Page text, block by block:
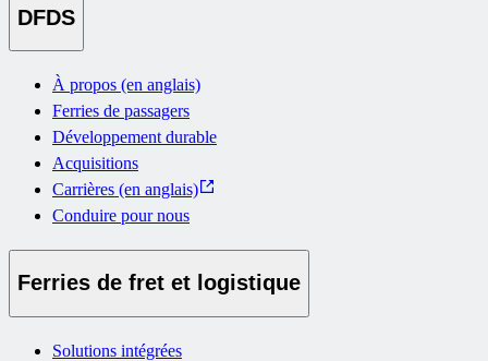
DFDS
À propos (en anglais)
Ferries de passagers
Développement durable
Acquisitions
Carrières (en anglais)
Conduire pour nous
Ferries de fret et logistique
Solutions intégrées